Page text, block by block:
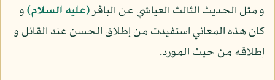
و مثل الحديث الثالث العياشي عن الباقر(عليه السلام)و
كان هذه المعاني استفيدت من إطلاق الحسن عند القائل و
إطلاقه من حيث المورد.